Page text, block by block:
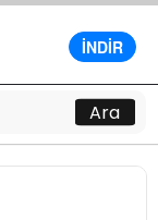
İNDİR0
Ara